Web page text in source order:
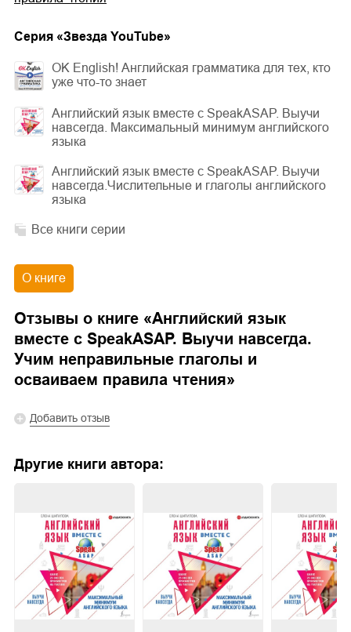
Cерия «Звезда YouTube»
OK English! Английская грамматика для тех, кто
уже что-то знает
Английский язык вместе с SpeakASAP. Выучи
навсегда. Максимальный минимум английского
языка
Английский язык вместе с SpeakASAP. Выучи
навсегда.Числительные и глаголы английского
языка
Все книги серии
О книге
Отзывы о книге «Английский язык
вместе с SpeakASAP. Выучи навсегда.
Учим неправильные глаголы и
осваиваем правила чтения»
Добавить отзыв
Другие книги автора: